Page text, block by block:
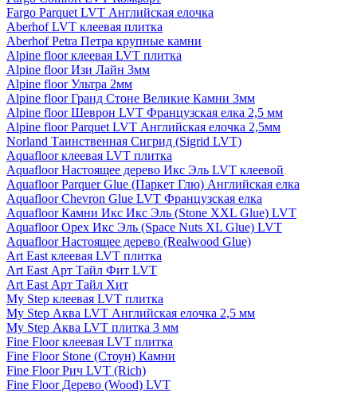
Fargo Parquet LVT Английская елочка
Aberhof LVT клеевая плитка
Aberhof Petra Петра крупные камни
Alpine floor клеевая LVT плитка
Alpine floor Изи Лайн 3мм
Alpine floor Ультра 2мм
Alpine floor Гранд Стоне Великие Камни 3мм
Alpine floor Шеврон LVT Французская елка 2,5 мм
Alpine floor Parquet LVT Английская елочка 2,5мм
Norland Таинственная Сигрид (Sigrid LVT)
Aquafloor клеевая LVT плитка
Aquafloor Настоящее дерево Икс Эль LVT клеевой
Aquafloor Parquer Glue (Паркет Глю) Английская елка
Aquafloor Chevron Glue LVT Французская елка
Aquafloor Камни Икс Икс Эль (Stone XXL Glue) LVT
Aquafloor Орех Икс Эль (Space Nuts XL Glue) LVT
Aquafloor Настоящее дерево (Realwood Glue)
Art East клеевая LVT плитка
Art East Арт Тайл Фит LVT
Art East Арт Тайл Хит
My Step клеевая LVT плитка
My Step Аква LVT Английская елочка 2,5 мм
My Step Аква LVT плитка 3 мм
Fine Floor клеевая LVT плитка
Fine Floor Stone (Стоун) Камни
Fine Floor Рич LVT (Rich)
Fine Floor Дерево (Wood) LVT